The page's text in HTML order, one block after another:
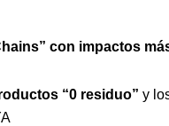
con impactos
“0 residuo” y